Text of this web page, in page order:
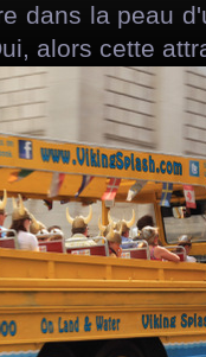
dans la peau
alors cette